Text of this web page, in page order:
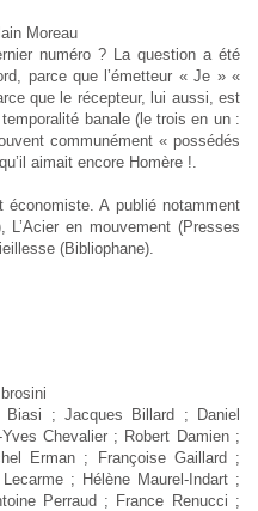
Moreau
numéro ? La question a été
parce que l’émetteur « Je » «
que le récepteur, lui aussi, est
banale (le trois en un :
communément « possédés
aimait encore Homère !.
A publié notamment
L’Acier en mouvement (Presses
(Bibliophane).
; Jacques Billard ; Daniel
Chevalier ; Robert Damien ;
Erman ; Françoise Gaillard ;
; Hélène Maurel-Indart ;
Perraud ; France Renucci ;